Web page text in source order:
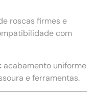
roscas firmes e
com
acabamento uniforme
e ferramentas.